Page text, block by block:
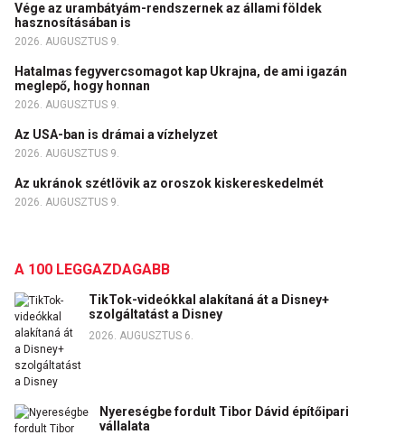
Vége az urambátyám-rendszernek az állami földek
hasznosításában is
2026. AUGUSZTUS 9.
Hatalmas fegyvercsomagot kap Ukrajna, de ami igazán
meglepő, hogy honnan
2026. AUGUSZTUS 9.
Az USA-ban is drámai a vízhelyzet
2026. AUGUSZTUS 9.
Az ukránok szétlövik az oroszok kiskereskedelmét
2026. AUGUSZTUS 9.
A 100 LEGGAZDAGABB
TikTok-videókkal alakítaná át a Disney+
szolgáltatást a Disney
2026. AUGUSZTUS 6.
Nyereségbe fordult Tibor Dávid építőipari
vállalata